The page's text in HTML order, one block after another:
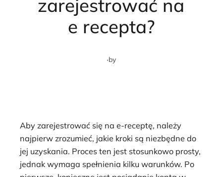
zarejestrować na
e recepta?
·by
Aby zarejestrować się na e-receptę, należy
najpierw zrozumieć, jakie kroki są niezbędne do
jej uzyskania. Proces ten jest stosunkowo prosty,
jednak wymaga spełnienia kilku warunków. Po